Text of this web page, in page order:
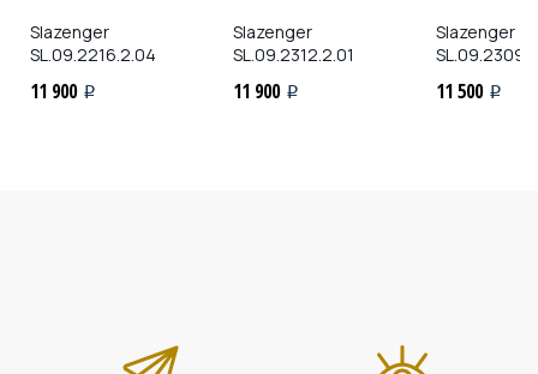
Slazenger
SL.09.2216.2.04
11 900 i
Slazenger
SL.09.2312.2.01
11 900 i
Slazenger
11 500 i